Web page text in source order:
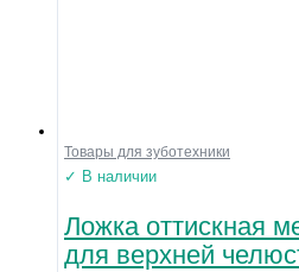
Товары для зуботехники
✓ В наличии
Ложка оттискная
для верхней